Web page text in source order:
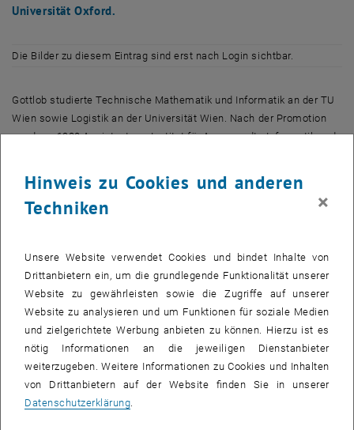
Universität Oxford.
Die Bilder zu diesem Eintrag sind erst nach Login sichtbar.
Gottlob studierte Technische Mathematik und Informatik an der TU
Wien sowie Logistik an der Universität Wien. Nach der Promotion
wurde er 1980 Assistent am Institut für Angewandte Informatik und
Stammuniversität berufen, wo er von 1989 - 1997 das Christian
Doppler Labor leitete sowie von 1991 - 1999 Institutsvorstand des
"Ich gehe nicht deshalb nach Oxford, weil ich die TU Wien nicht
mehr mag", betonte Gottlob im Gespräch mit der APA. Es gebe
derzeit Gespräche, wie er mit seiner Heimatuniversität auch
bezüglich der Lehre in Verbindung bleiben kann. Möglicherweise
wird der Wissenschafter einen Block pro Semester in Wien an
Veranstaltungen halten.
"Andererseits ist der Ruf an die Universität Oxford schon sehr
schön", so Gottlob. Seine internationale Anerkennung hat sich der
Hinweis zu Cookies und anderen
Techniken
×
Unsere Website verwendet Cookies und bindet Inhalte von
Drittanbietern ein, um die grundlegende Funktionalität unserer
Website zu gewährleisten sowie die Zugriffe auf unserer
Website zu analysieren und um Funktionen für soziale Medien
und zielgerichtete Werbung anbieten zu können. Hierzu ist es
nötig Informationen an die jeweiligen Dienstanbieter
weiterzugeben. Weitere Informationen zu Cookies und Inhalten
von Drittanbietern auf der Website finden Sie in unserer
Datenschutzerklärung.